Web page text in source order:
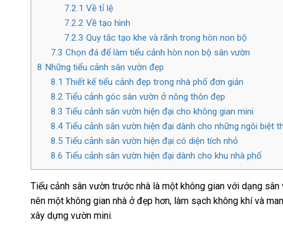
7.2.1 Về tỉ lệ
7.2.2 Về tạo hình
7.2.3 Quy tắc tạo khe và rãnh trong hòn non bộ
7.3 Chọn đá để làm tiểu cảnh hòn non bộ sân vườn
8 Những tiểu cảnh sân vườn đẹp
8.1 Thiết kế tiểu cảnh đẹp trong nhà phố đơn giản
8.2 Tiểu cảnh góc sân vườn ở nông thôn đẹp
8.3 Tiểu cảnh sân vườn hiện đại cho không gian mini
8.4Tiểu cảnh sân vườn hiện đại dành cho những ngôi biệt
8.5 Tiểu cảnh sân vườn hiện đại có diện tích nhỏ
8.6 Tiểu cảnh sân vườn hiện đại dành cho khu nhà phố
Tiểu cảnh sân vườn trước nhà là một không gian với dạng
nên một không gian nhà ở đẹp hơn, làm sạch không khí và
xây dựng vườn mini.